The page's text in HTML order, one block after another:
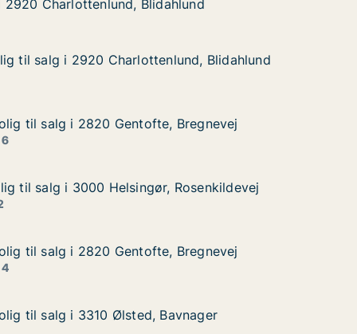
Charlottenlund, Blidahlund
Charlottenlund, Blidahlund
Blidahlund
Charlottenlund, Blidahlund
til salg i 2920 Charlottenlund, Blidahlund
til salg i 2920 Charlottenlund, Blidahlund
2820 Gentofte, Bregnevej
til salg i 2820 Gentofte, Bregnevej
til salg i 2820 Gentofte, Bregnevej
Helsingør, Rosenkildevej
til salg i 3000 Helsingør, Rosenkildevej
til salg i 3000 Helsingør, Rosenkildevej
2820 Gentofte, Bregnevej
til salg i 2820 Gentofte, Bregnevej
til salg i 2820 Gentofte, Bregnevej
i 3310 Ølsted, Bavnager
til salg i 3310 Ølsted, Bavnager
til salg i 3310 Ølsted, Bavnager